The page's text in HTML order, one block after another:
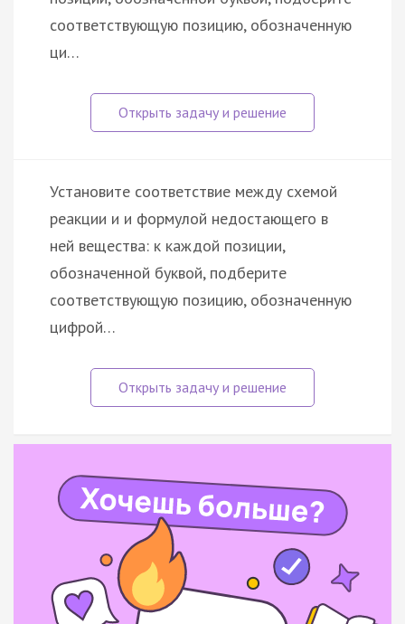
соответствующую позицию, обозначенную
ци…
Установите соответствие между схемой
реакции и и формулой недостающего в
ней вещества: к каждой позиции,
обозначенной буквой, подберите
соответствующую позицию, обозначенную
цифрой…